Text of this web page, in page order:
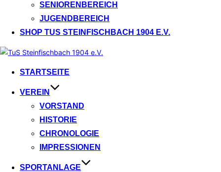
SENIORENBEREICH
JUGENDBEREICH
SHOP TUS STEINFISCHBACH 1904 E.V.
Zum
springenSTARTSEITE
VEREIN
VORSTAND
HISTORIE
CHRONOLOGIE
IMPRESSIONEN
SPORTANLAGE